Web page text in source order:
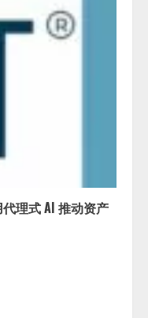
理式 AI 推动资产
組織の改善点を見
Client View 新テ
オプション！ AI
AIが自分を分析し
と言われる自信が
夏はカブトムシを
ス、ガバナンス機